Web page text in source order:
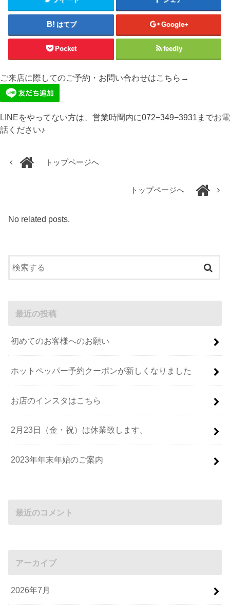
はてブ Google+
Pocket feedly
ご来店に際してのご予約・お問い合わせはこちら→
LINEをやってない方は、営業時間内に072−349−3931までお電
話ください♪
トップページへ
トップページへ
No related posts.
最近の投稿
初めてのお客様へのお願い
ホットペッパー予約クーポンが新しくなりました
お店のインスタはこちら
2月23日（金・祝）は休業致します。
2023年年末年始のご案内
最近のコメント
アーカイブ
2026年7月